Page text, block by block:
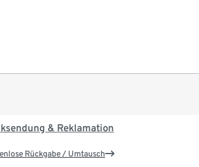
& Reklamation
Rückgabe / Umtausch